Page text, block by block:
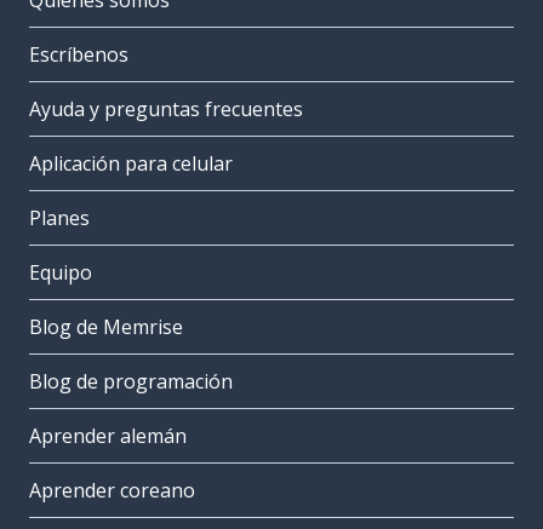
Escríbenos
Ayuda y preguntas frecuentes
Aplicación para celular
Planes
Equipo
Blog de Memrise
Blog de programación
Aprender alemán
Aprender coreano